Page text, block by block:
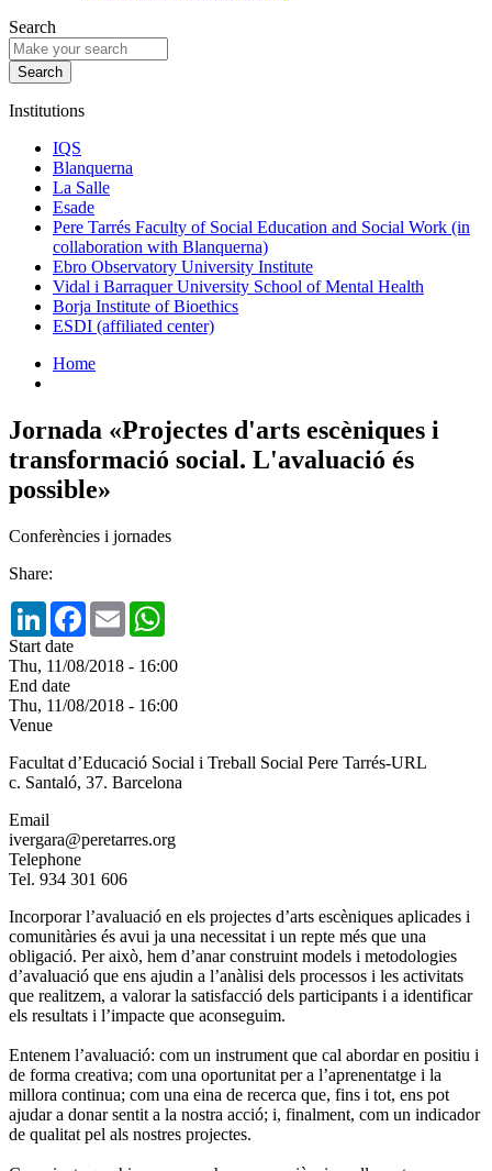
Search
Institutions
IQS
Blanquerna
La Salle
Esade
Pere Tarrés Faculty of Social Education and Social Work (in
collaboration with Blanquerna)
Ebro Observatory University Institute
Vidal i Barraquer University School of Mental Health
Borja Institute of Bioethics
ESDI (affiliated center)
Home
Jornada «Projectes d'arts escèniques i
transformació social. L'avaluació és
possible»
Conferències i jornades
Share:
LinkedInFacebook
Email
Start date
Thu, 11/08/2018 - 16:00
End date
Thu, 11/08/2018 - 16:00
Venue
Facultat d’Educació Social i Treball Social Pere Tarrés-URL
c. Santaló, 37. Barcelona
Email
ivergara@peretarres.org
Telephone
Tel. 934 301 606
Incorporar l’avaluació en els projectes d’arts escèniques aplicades i
comunitàries és avui ja una necessitat i un repte més que una
obligació. Per això, hem d’anar construint models i metodologies
d’avaluació que ens ajudin a l’anàlisi dels processos i les activitats
que realitzem, a valorar la satisfacció dels participants i a identificar
els resultats i l’impacte que aconseguim.
Entenem l’avaluació: com un instrument que cal abordar en positiu i
de forma creativa; com una oportunitat per a l’aprenentatge i la
millora continua; com una eina de recerca que, fins i tot, ens pot
ajudar a donar sentit a la nostra acció; i, finalment, com un indicador
de qualitat pel als nostres projectes.